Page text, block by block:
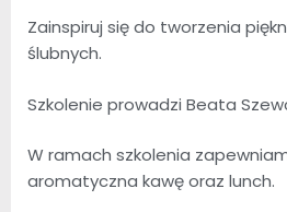
Zainspiruj się do tworzenia
ślubnych.
Szkolenie prowadzi Beata
W ramach szkolenia
aromatyczna kawę oraz lunch.